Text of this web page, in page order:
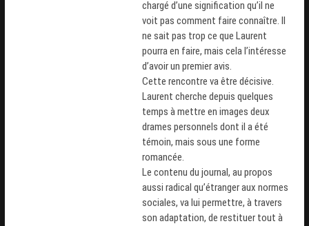
chargé d’une signification qu’il ne
voit pas comment faire connaître. Il
ne sait pas trop ce que Laurent
pourra en faire, mais cela l’intéresse
d’avoir un premier avis.
Cette rencontre va être décisive.
Laurent cherche depuis quelques
temps à mettre en images deux
drames personnels dont il a été
témoin, mais sous une forme
romancée.
Le contenu du journal, au propos
aussi radical qu’étranger aux normes
sociales, va lui permettre, à travers
son adaptation, de restituer tout à